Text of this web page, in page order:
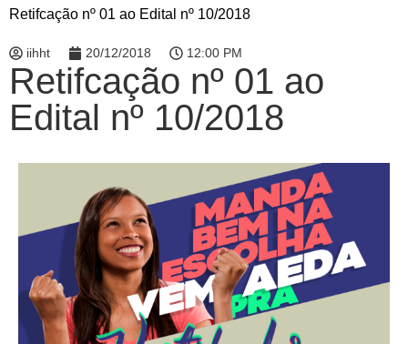
Retifcação nº 01 ao Edital nº 10/2018
iihht 20/12/2018 12:00 PM
Retifcação nº 01 ao
Edital nº 10/2018